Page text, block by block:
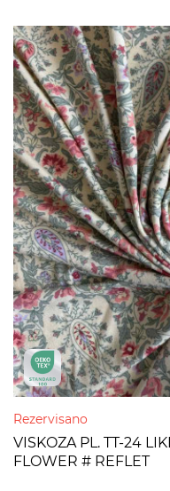
Rezervisano
VISKOZA PL. TT-24
FLOWER # REFLET